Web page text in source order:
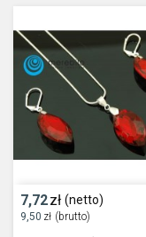
7,72zł (netto)
9,50 zł (brutto)